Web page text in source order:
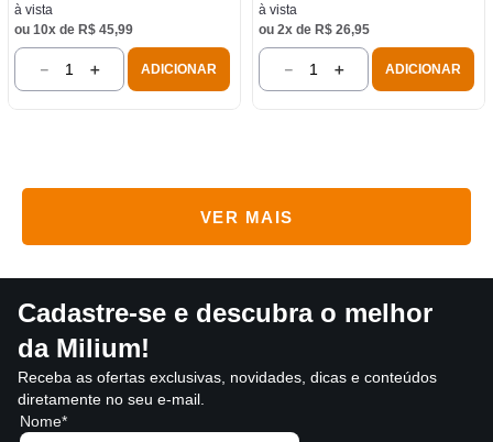
à vista
ou 10x de R$ 45,99
＋
－ ADICIONAR
à vista
ou 2x de R$ 26,95
＋
－ ADICIONAR
Cadastre-se e descubra o melhor
da Milium!
Receba as ofertas exclusivas, novidades, dicas e conteúdos
diretamente no seu e-mail.
Nome*